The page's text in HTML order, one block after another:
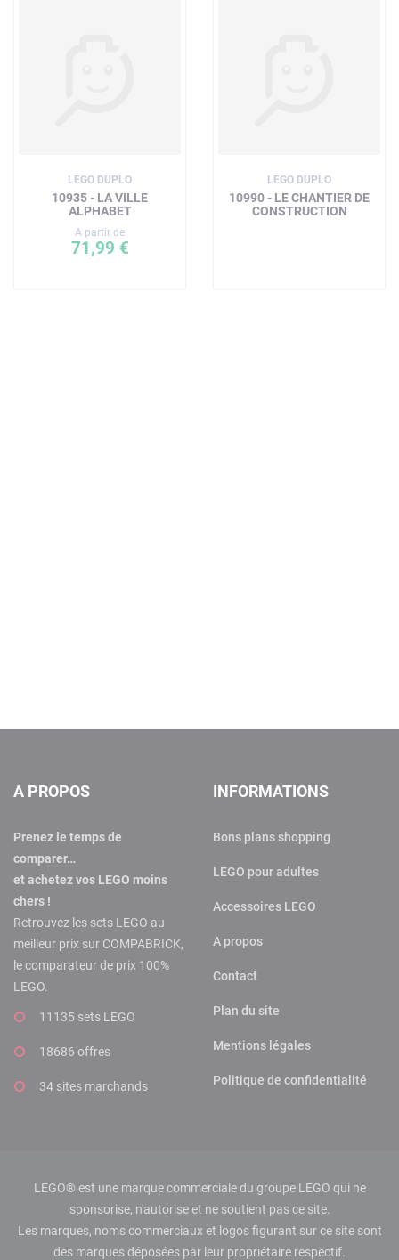
LEGO DUPLO
10935 - LA VILLE
ALPHABET
A partir de
71,99 €
LEGO DUPLO
10990 - LE CHANTIER DE
CONSTRUCTION
A PROPOS
Prenez le temps de
comparer…
et achetez vos LEGO moins
chers !
Retrouvez les sets LEGO au
meilleur prix sur COMPABRICK,
le comparateur de prix 100%
LEGO.
11135 sets LEGO
18686 offres
34 sites marchands
INFORMATIONS
Bons plans shopping
LEGO pour adultes
Accessoires LEGO
A propos
Contact
Plan du site
Mentions légales
Politique de confidentialité
LEGO® est une marque commerciale du groupe LEGO qui ne
sponsorise, n'autorise et ne soutient pas ce site.
Les marques, noms commerciaux et logos figurant sur ce site sont
des marques déposées par leur propriétaire respectif.